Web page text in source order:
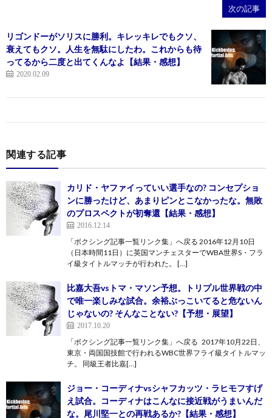
次の記事
リゴンドーがソリスに勝利。キレッキレでもクソ、
衰えてもクソ。人生を無駄にしたわ。これからも待
ってるから二度と出てくんなよ【結果・感想】
2020.02.09
関連する記事
カリド・ヤファイっていい選手なの? コンセプショ
ンに勝ったけど、あまりピンとこなかったな。無敗
のプロスペクトが初奪還【結果・感想】
2016.12.14
「ボクシング記事一覧リンク集」へ戻る 2016年12月10日
（日本時間11日）に英国マンチェスターでWBA世界S・フラ
イ級タイトルマッチが行われた。 […]
比嘉大吾vsトマ・マソン予想。トリプル世界戦の中
で唯一楽しみな試合。余裕ぶっこいてると危ないん
じゃないの? そんなことない?【予想・展望】
2017.10.20
「ボクシング記事一覧リンク集」へ戻る 2017年10月22日、
東京・両国国技館で行われるWBC世界フライ級タイトルマッ
チ。 同級王者比嘉[…]
ジョー・コーディナvsシャフカッツ・ラヒモフすげ
え試合。コーディナはこんなに接近戦がうまいんだ
な。尾川堅一との再戦あるか?【結果・感想】